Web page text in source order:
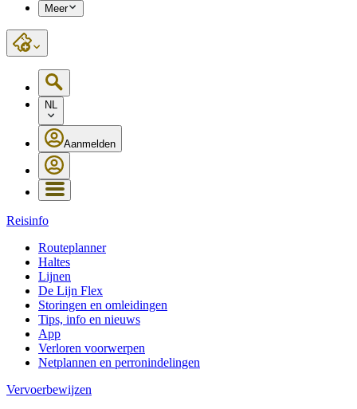
Meer
NL
Aanmelden
Reisinfo
Routeplanner
Haltes
Lijnen
De Lijn Flex
Storingen en omleidingen
Tips, info en nieuws
App
Verloren voorwerpen
Netplannen en perronindelingen
Vervoerbewijzen